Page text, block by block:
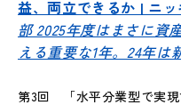
益、両立できるか | ニ
部 2025年度はまさに資
える重要な1年。24年は
第3回 「水平分業型で実